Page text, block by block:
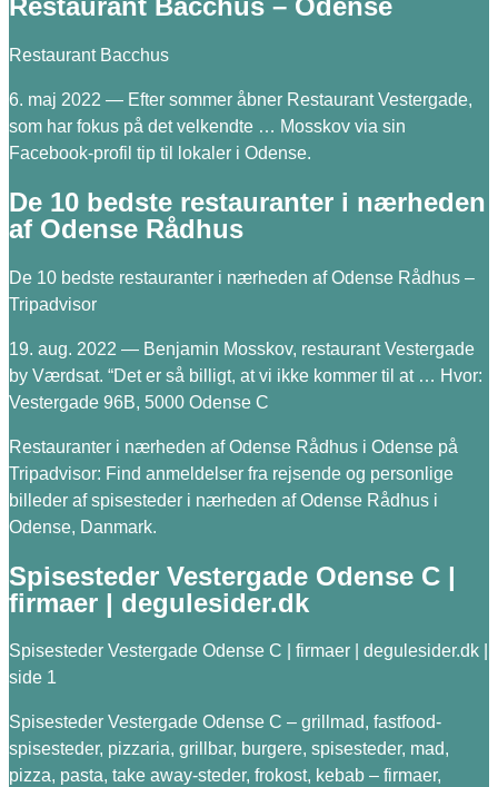
Restaurant Bacchus – Odense
Restaurant Bacchus
6. maj 2022 — Efter sommer åbner Restaurant Vestergade,
som har fokus på det velkendte … Mosskov via sin
Facebook-profil tip til lokaler i Odense.
De 10 bedste restauranter i nærheden
af Odense Rådhus
De 10 bedste restauranter i nærheden af Odense Rådhus –
Tripadvisor
19. aug. 2022 — Benjamin Mosskov, restaurant Vestergade
by Værdsat. “Det er så billigt, at vi ikke kommer til at … Hvor:
Vestergade 96B, 5000 Odense C
Restauranter i nærheden af Odense Rådhus i Odense på
Tripadvisor: Find anmeldelser fra rejsende og personlige
billeder af spisesteder i nærheden af Odense Rådhus i
Odense, Danmark.
Spisesteder Vestergade Odense C |
firmaer | degulesider.dk
Spisesteder Vestergade Odense C | firmaer | degulesider.dk |
side 1
Spisesteder Vestergade Odense C – grillmad, fastfood-
spisesteder, pizzaria, grillbar, burgere, spisesteder, mad,
pizza, pasta, take away-steder, frokost, kebab – firmaer,